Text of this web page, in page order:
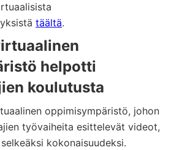
täältä.
helpotti
koulutusta
oppimisympäristö, johon
työvaiheita esittelevät videot,
kokonaisuudeksi.